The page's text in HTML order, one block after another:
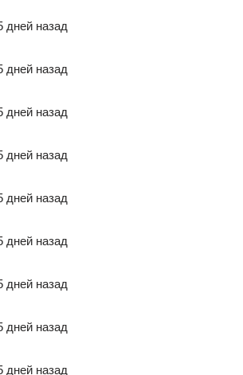
дней назад
дней назад
дней назад
дней назад
дней назад
дней назад
дней назад
дней назад
дней назад